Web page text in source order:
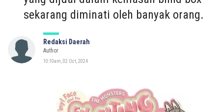
sekarang diminati oleh banyak orang.
Redaksi Daerah
Author
10:10am, 02 Oct, 2024